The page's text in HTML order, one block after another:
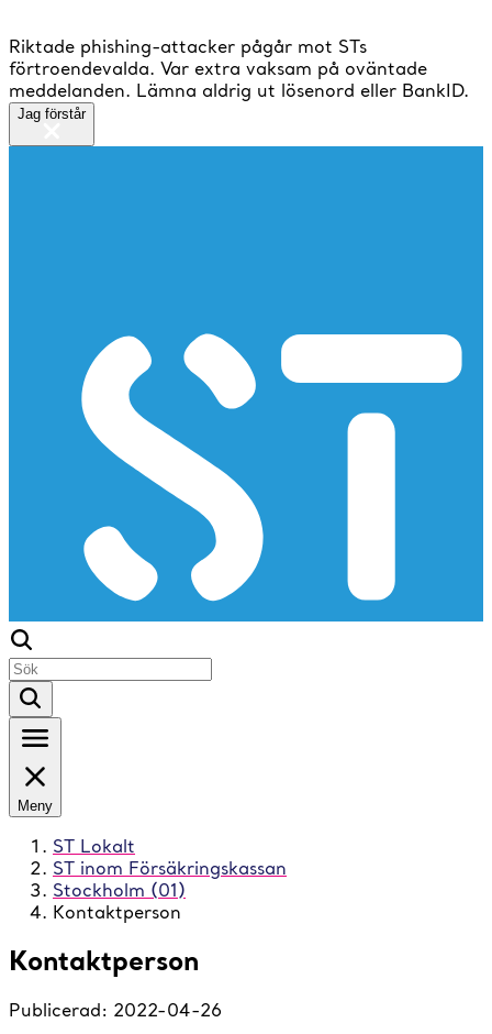
Riktade phishing-attacker pågår mot STs
förtroendevalda. Var extra vaksam på oväntade
meddelanden. Lämna aldrig ut lösenord eller BankID.
Jag förstår
Meny
ST Lokalt
ST inom Försäkringskassan
Stockholm (01)
Kontaktperson
Kontaktperson
Publicerad: 2022-04-26